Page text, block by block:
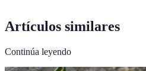
Artículos similares
Continúa leyendo